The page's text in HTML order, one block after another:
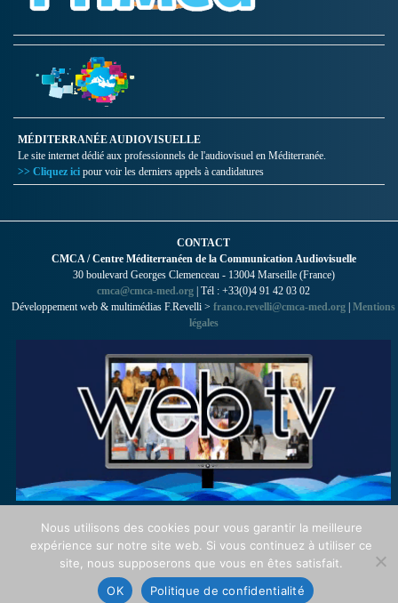
MÉDITERRANÉE AUDIOVISUELLE
Le site internet dédié aux professionnels de l'audiovisuel en Méditerranée.
>> Cliquez ici pour voir les derniers appels à candidatures
CONTACT
CMCA / Centre Méditerranéen de la Communication Audiovisuelle
30 boulevard Georges Clemenceau - 13004 Marseille (France)
cmca@cmca-med.org | Tél : +33(0)4 91 42 03 02
Développement web & multimédias F.Revelli > franco.revelli@cmca-med.org | Mentions
légales
Nous utilisons des cookies pour vous garantir la meilleure
expérience sur notre site web. Si vous continuez à utiliser ce
site, nous supposerons que vous en êtes satisfait.
OK
Politique de confidentialité